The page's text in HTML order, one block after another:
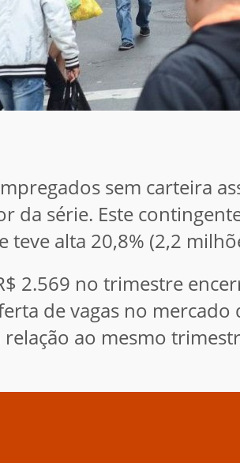
sem carteira
da série. Este
alta 20,8% (2,2
2.569 no trimestre
de vagas no
relação ao mesmo